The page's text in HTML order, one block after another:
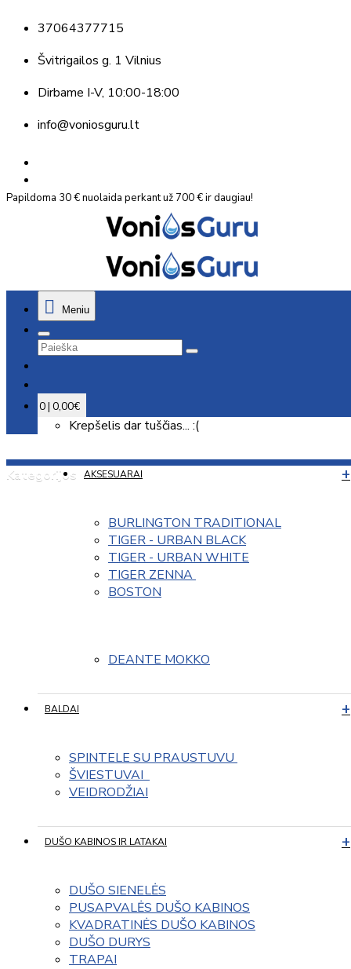
37064377715
Švitrigailos g. 1 Vilnius
Dirbame I-V, 10:00-18:00
info@voniosguru.lt
Papildoma 30 € nuolaida perkant už 700 € ir daugiau!
Meniu
0 | 0,00€
Krepšelis dar tuščias... :(
Kategorijos AKSESUARAI
BURLINGTON TRADITIONAL
TIGER - URBAN BLACK
TIGER - URBAN WHITE
TIGER ZENNA
BOSTON
DEANTE MOKKO
BALDAI
SPINTELE SU PRAUSTUVU
ŠVIESTUVAI
VEIDRODŽIAI
DUŠO KABINOS IR LATAKAI
DUŠO SIENELĖS
PUSAPVALĖS DUŠO KABINOS
KVADRATINĖS DUŠO KABINOS
DUŠO DURYS
TRAPAI